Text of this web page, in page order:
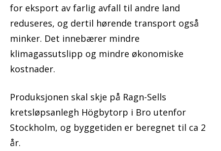
for eksport av farlig avfall til andre land
reduseres, og dertil hørende transport også
minker. Det innebærer mindre
klimagassutslipp og mindre økonomiske
kostnader.
Produksjonen skal skje på Ragn-Sells
kretsløpsanlegh Högbytorp i Bro utenfor
Stockholm, og byggetiden er beregnet til ca 2
år.